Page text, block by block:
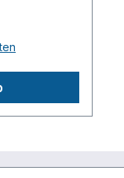
Str. 16,